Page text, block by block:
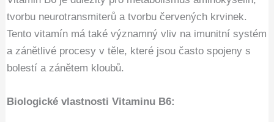
tvorbu neurotransmiterů a tvorbu červených krvinek.
Tento vitamín má také významný vliv na imunitní systém
a zánětlivé procesy v těle, které jsou často spojeny s
bolestí a zánětem kloubů.
Biologické vlastnosti Vitaminu B6: